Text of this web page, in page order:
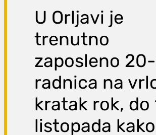
U Orljavi je
trenutno
zaposleno
radnica na
kratak rok, do
listopada